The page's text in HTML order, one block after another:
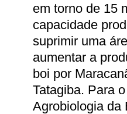
em torno de 15
capacidade
suprimir uma
aumentar a
boi por
Tatagiba. Para
Agrobiologia da